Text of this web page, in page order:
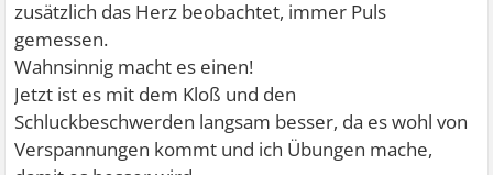
zusätzlich das Herz beobachtet, immer Puls
gemessen.
Wahnsinnig macht es einen!
Jetzt ist es mit dem Kloß und den
Schluckbeschwerden langsam besser, da es wohl von
Verspannungen kommt und ich Übungen mache,